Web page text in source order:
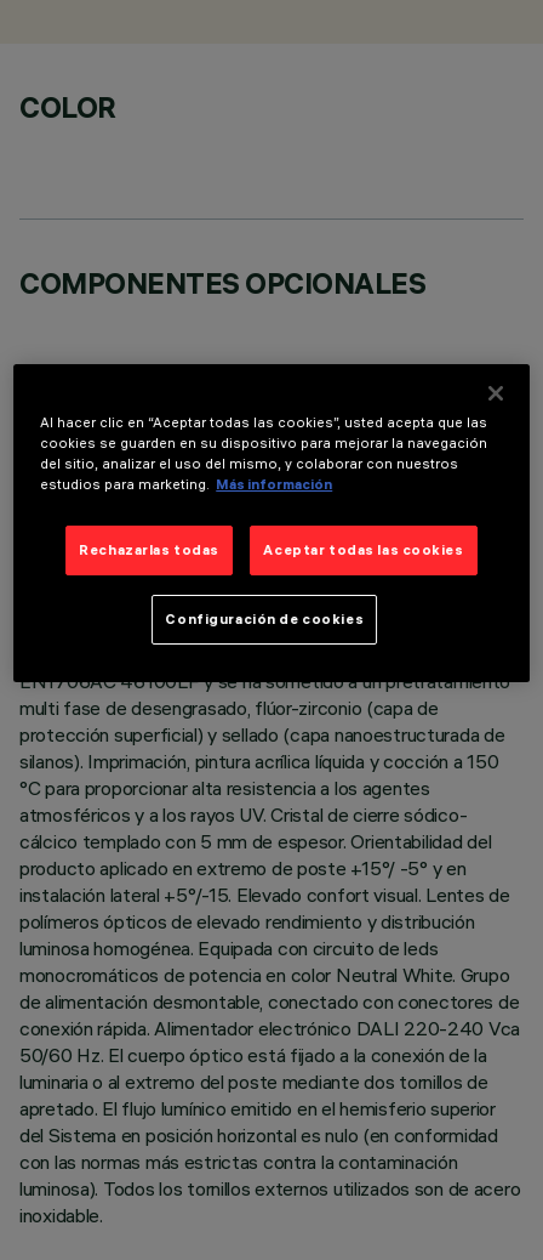
COLOR
COMPONENTES OPCIONALES
DATOS TÉCNICOS
ÚLTIMA ACTUALIZACIÓN: 06/08/2026
DESCRIPCIÓN
Luminaria para iluminación de exteriores con óptica viaria de
luz directa, destinada al uso de lámparas luminosas con led de
EN1706AC 46100LF y se ha sometido a un pretratamiento
multi fase de desengrasado, flúor-zirconio (capa de
protección superficial) y sellado (capa nanoestructurada de
silanos). Imprimación, pintura acrílica líquida y cocción a 150
°C para proporcionar alta resistencia a los agentes
atmosféricos y a los rayos UV. Cristal de cierre sódico-
cálcico templado con 5 mm de espesor. Orientabilidad del
producto aplicado en extremo de poste +15°/ -5° y en
instalación lateral +5°/-15. Elevado confort visual. Lentes de
polímeros ópticos de elevado rendimiento y distribución
luminosa homogénea. Equipada con circuito de leds
monocromáticos de potencia en color Neutral White. Grupo
de alimentación desmontable, conectado con conectores de
conexión rápida. Alimentador electrónico DALI 220-240 Vca
50/60 Hz. El cuerpo óptico está fijado a la conexión de la
luminaria o al extremo del poste mediante dos tornillos de
apretado. El flujo lumínico emitido en el hemisferio superior
del Sistema en posición horizontal es nulo (en conformidad
con las normas más estrictas contra la contaminación
luminosa). Todos los tornillos externos utilizados son de acero
inoxidable.
Al hacer clic en “Aceptar todas las cookies”, usted acepta que las
cookies se guarden en su dispositivo para mejorar la navegación
del sitio, analizar el uso del mismo, y colaborar con nuestros
estudios para marketing. Más información
Rechazarlas todas Aceptar todas las cookies
Configuración de cookies